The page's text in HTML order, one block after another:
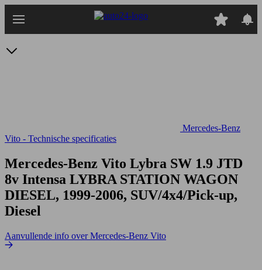
naar
Mercedes-Benz
Vito - Technische specificaties
Mercedes-Benz Vito Lybra SW 1.9 JTD
8v Intensa LYBRA STATION WAGON
DIESEL, 1999-2006, SUV/4x4/Pick-up,
Diesel
Aanvullende info over Mercedes-Benz Vito